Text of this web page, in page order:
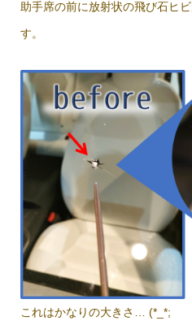
助手席の前に放射状の飛び石ヒ
す。
これはかなりの大きさ… (*_*;